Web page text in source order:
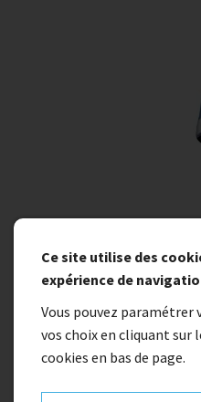
Indisponible
Veste de pluie
Taille
Ce site utilise des
expérience de
Vous pouvez
vos choix en cliquant sur
cookies en bas de page.